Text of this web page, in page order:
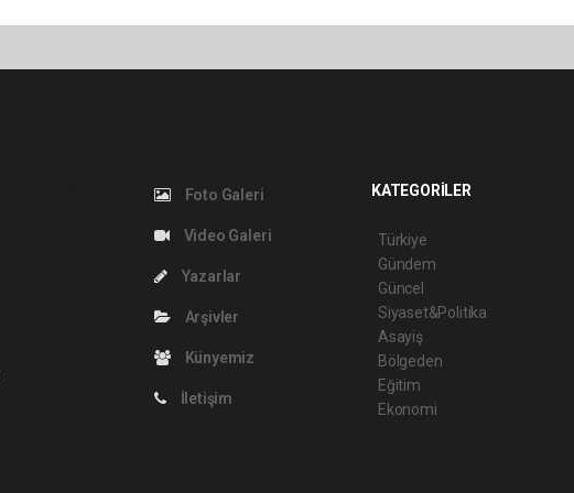
Foto Galeri
Video Galeri
Yazarlar
Arşivler
Künyemiz
İletişim
KATEGORİLER
Türkiye
Gündem
Güncel
Siyaset&Politika
Asayiş
Bölgeden
Eğitim
Ekonomi